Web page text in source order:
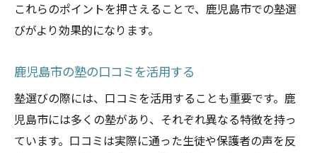
これらのポイントを押さえることで、鹿児島市での塾選
びがより効果的になります。
鹿児島市の塾の口コミを活用する
塾選びの際には、口コミを活用することも重要です。鹿
児島市には多くの塾があり、それぞれ異なる特徴を持っ
ています。口コミは実際に通った生徒や保護者の声を反